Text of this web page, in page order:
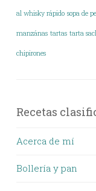
al whisky rápido sopa de
manzánas tartas tarta
chipirones
Recetas
Acerca de mí
Bollería y pan